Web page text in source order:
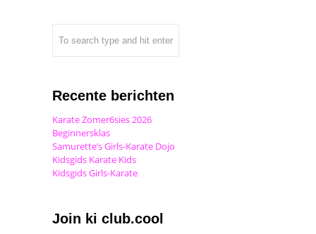
Recente berichten
Karate Zomer6sies 2026
Beginnersklas
Samurette’s Girls-Karate Dojo
Kidsgids Karate Kids
Kidsgids Girls-Karate
Join ki club.cool